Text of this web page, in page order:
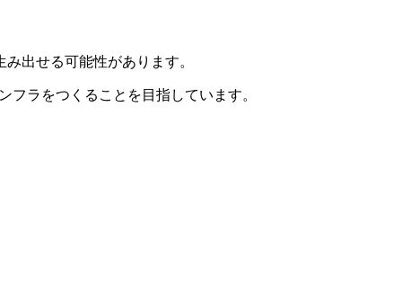
出せる可能性があります。
ラをつくることを目指しています。